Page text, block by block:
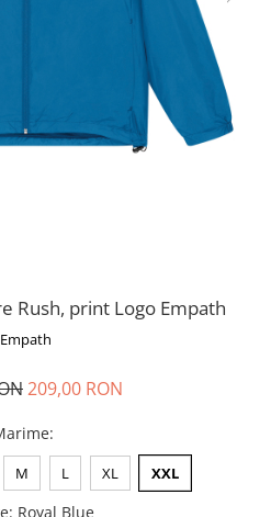
Rush, print Logo Empath
Empath
209,00 RON
:
M L XL XXL
: Royal Blue